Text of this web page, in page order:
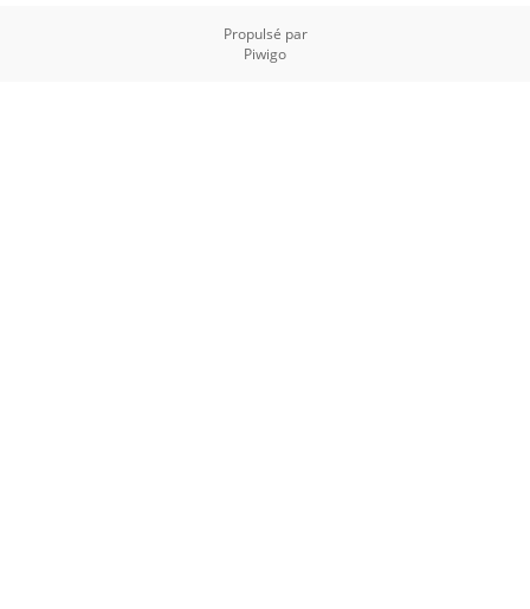
Propulsé par
Piwigo